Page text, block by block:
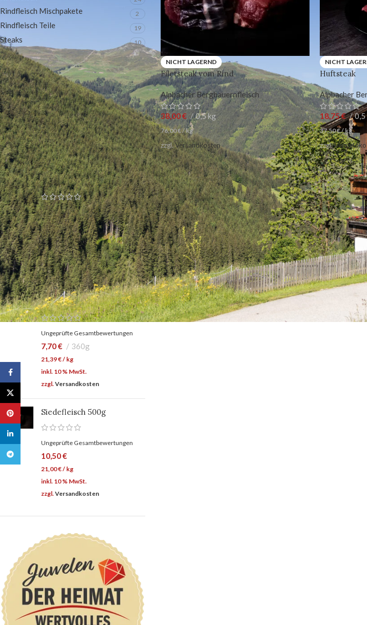
Rindfleisch Mischpakete 2
Rindfleisch Teile 19
Steaks 10
NACH PRODUKT STATUS FILTERN
In Aktion
Auf Lager
BELIEBTESTE PRODUKTE
Rindfleischpaket 10kg
Ungeprüfte Gesamtbewertungen
180,00€ 10 KG
18,00€/kg
inkl. 10 % MwSt.
zzgl.Versandkosten
Rindfleisch Burger Patties
zwei Stück (2 x ca. 180g)
Ungeprüfte Gesamtbewertungen
7,70€ 360g
21,39€/ kg
inkl. 10 % MwSt.
zzgl. Versandkosten
Siedefleisch 500g
Ungeprüfte Gesamtbewertungen
10,50€
21,00€/ kg
inkl. 10 % MwSt.
zzgl. Versandkosten
NICHT LAGERND
Filetsteak vom Rind
Alpbacher Bergbauernfleisch
38,00€ 0,5 kg
76,00€/kg
zzgl.Versandkosten
NICHT
Huftsteak
Alpbacher
18,75€ 0,5
37,50€/kg
zzgl.
Facebook
Pinterest
linkedin
Telegram